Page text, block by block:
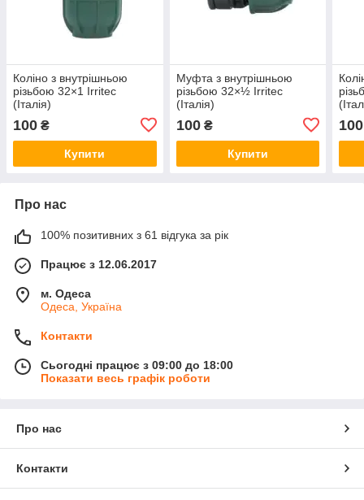
Коліно з внутрішньою
різьбою 32×1 Irritec
(Італія)
100 ₴
Купити
Муфта з внутрішньою
різьбою 32×½ Irritec
(Італія)
100₴
Купити
100
Про нас
100% позитивних з 61 відгука за рік
Працює з 12.06.2017
м. Одеса
Одеса, Україна
Контакти
Сьогодні працює з 09:00 до 18:00
Показати весь графік роботи
Про нас
Контакти